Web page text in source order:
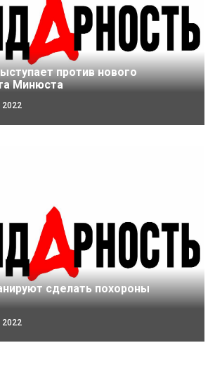
против нового
Минюста
2022
сделать похороны
2022